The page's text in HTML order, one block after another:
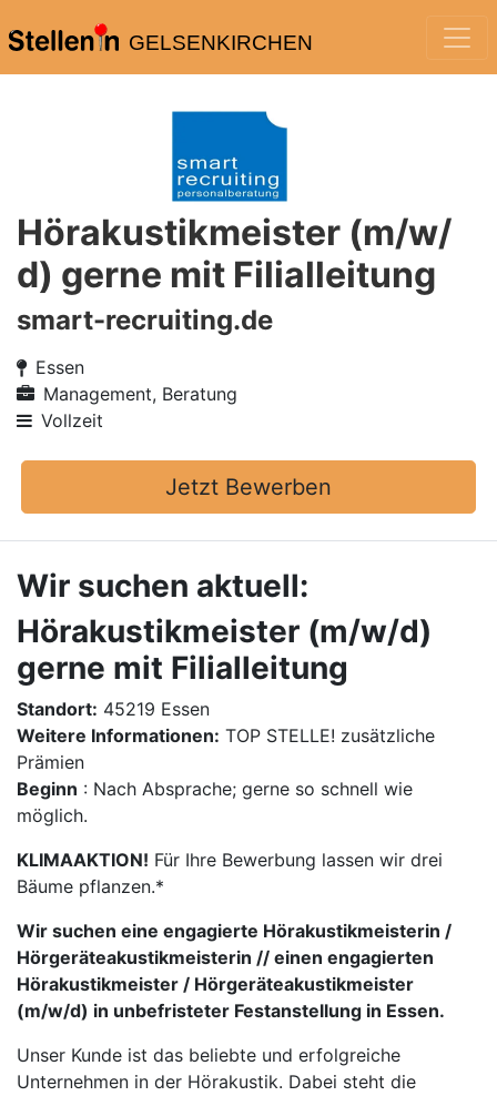
GELSENKIRCHEN
Hörakustikmeister (m/w/
d) gerne mit Filialleitung
smart-recruiting.de
Essen
Management, Beratung
Vollzeit
Jetzt Bewerben
Wir suchen aktuell:
Hörakustikmeister (m/w/d)
gerne mit Filialleitung
Standort: 45219 Essen
Weitere Informationen: TOP STELLE! zusätzliche
Prämien
Beginn : Nach Absprache; gerne so schnell wie
möglich.
KLIMAAKTION! Für Ihre Bewerbung lassen wir drei
Bäume pflanzen.*
Wir suchen eine engagierte Hörakustikmeisterin /
Hörgeräteakustikmeisterin // einen engagierten
Hörakustikmeister / Hörgeräteakustikmeister
(m/w/d) in unbefristeter Festanstellung in Essen.
Unser Kunde ist das beliebte und erfolgreiche
Unternehmen in der Hörakustik. Dabei steht die